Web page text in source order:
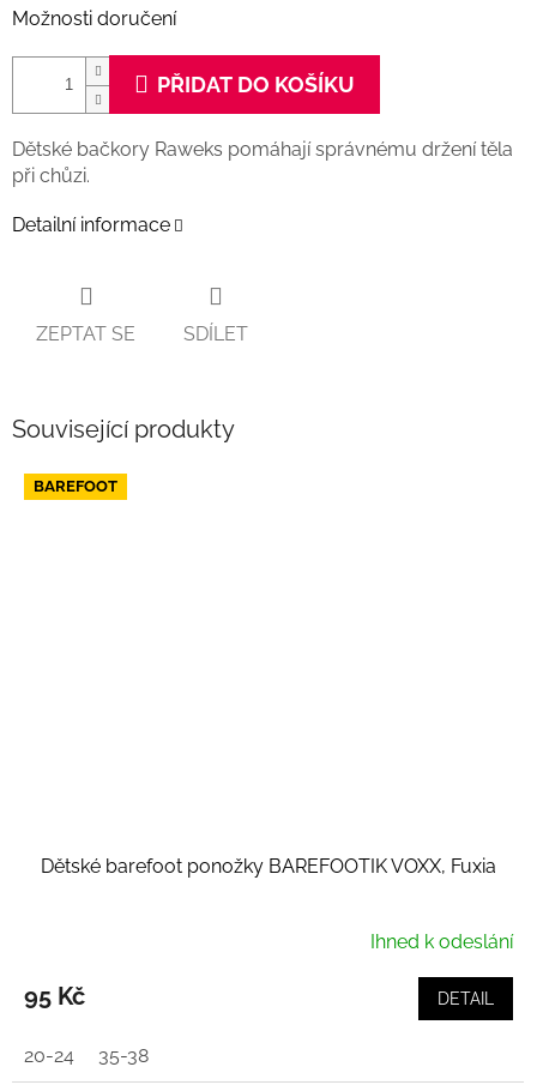
Možnosti doručení
PŘIDAT DO KOŠÍKU
Dětské bačkory Raweks pomáhají správnému držení těla
při chůzi.
Detailní informace
ZEPTAT SE SDÍLET
Související produkty
BAREFOOT
Dětské barefoot ponožky BAREFOOTIK VOXX, Fuxia
Ihned k odeslání
95 Kč DETAIL
20-24 35-38